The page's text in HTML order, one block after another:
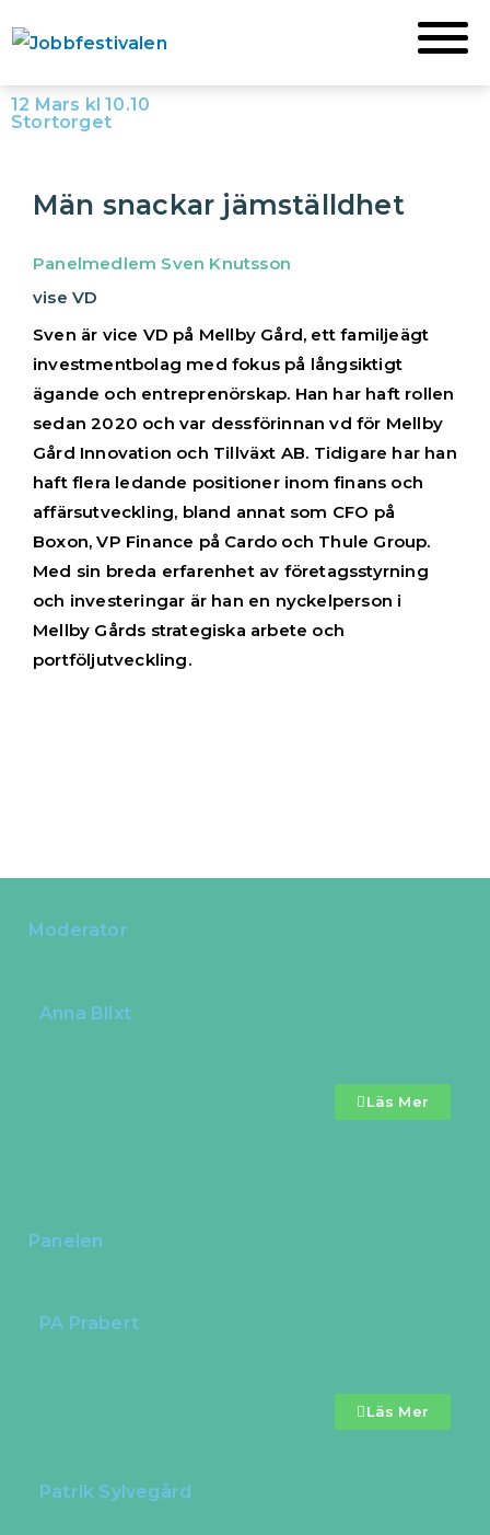
till
12 Mars kl 10.10
Stortorget
Män snackar jämställdhet
Panelmedlem Sven Knutsson
vise VD
Sven är vice VD på Mellby Gård, ett familjeägt
investmentbolag med fokus på långsiktigt
ägande och entreprenörskap. Han har haft rollen
sedan 2020 och var dessförinnan vd för Mellby
Gård Innovation och Tillväxt AB. Tidigare har han
haft flera ledande positioner inom finans och
affärsutveckling, bland annat som CFO på
Boxon, VP Finance på Cardo och Thule Group.
Med sin breda erfarenhet av företagsstyrning
och investeringar är han en nyckelperson i
Mellby Gårds strategiska arbete och
portföljutveckling.
Moderator
Anna Blixt
Läs Mer
Panelen
PA Prabert
Läs Mer
Patrik Sylvegård